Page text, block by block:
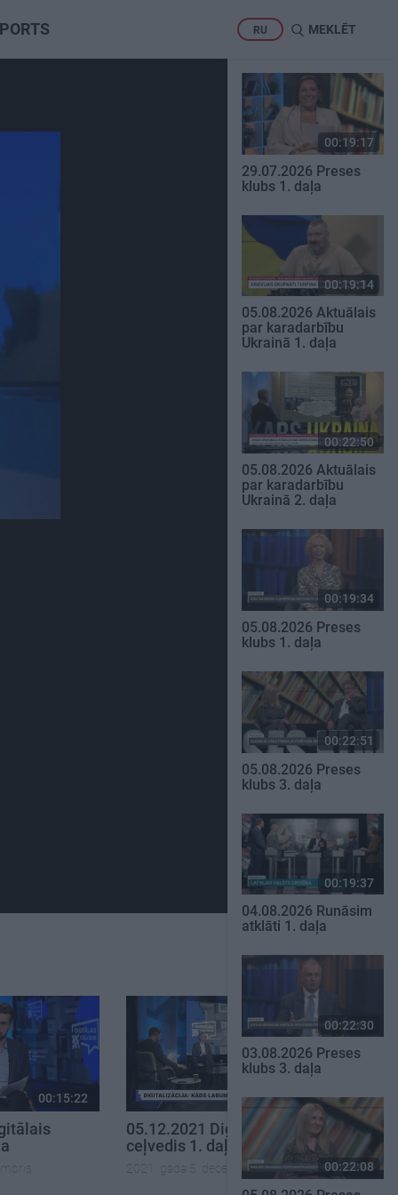
RU MEKLĒT
00:15:22 00:24:51
05.12.2021 Digitālais
ceļvedis 1. daļa
2021. gada 5. decembris
00:19:17
29.07.2026 Preses
klubs 1. daļa
00:19:14
05.08.2026 Aktuālais
par karadarbību
Ukrainā 1. daļa
00:22:50
05.08.2026 Aktuālais
par karadarbību
Ukrainā 2. daļa
00:19:34
05.08.2026 Preses
klubs 1. daļa
00:22:51
05.08.2026 Preses
klubs 3. daļa
00:19:37
04.08.2026 Runāsim
atklāti 1. daļa
00:22:30
03.08.2026 Preses
klubs 3. daļa
00:22:08